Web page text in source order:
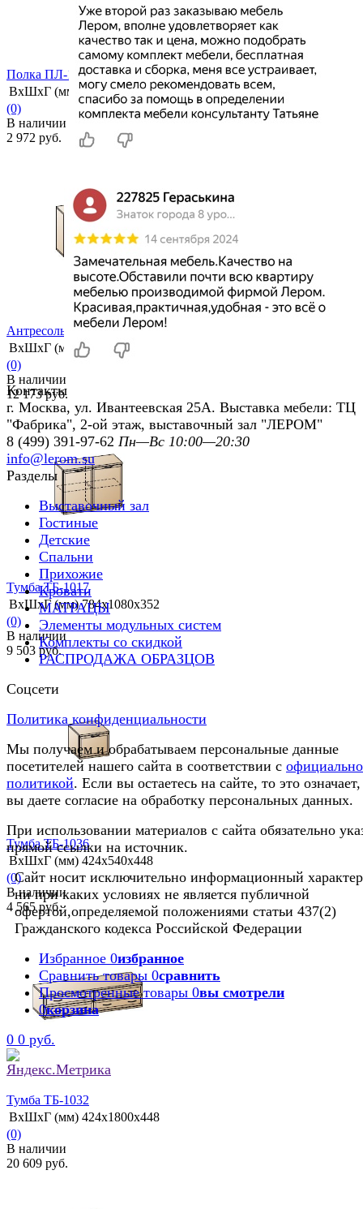
сравнить
Полка ПЛ-1002
ВхШхГ (мм)
270х1440х264
(0)
В наличии
2 972 руб.
избранное сравнить
Антресоль АН-1036
ВхШхГ (мм) 742х1080х352
(0)
В наличии
12 173 руб.
сравнить
Тумба ТБ-1017
ВхШхГ (мм) 784х1080х352
(0)
В наличии
9 503 руб.
избранное сравнить
Тумба ТБ-1036
ВхШхГ (мм) 424х540х448
(0)
В наличии
4 565 руб.
Тумба ТБ-1032
ВхШхГ (мм) 424х1800х448
(0)
В наличии
20 609 руб.
Контакты
г. Москва, ул. Ивантеевская 25А. Выставка мебели: ТЦ
"Фабрика", 2-ой этаж, выставочный зал "ЛЕРОМ"
8 (499) 391-97-62 Пн—Вс 10:00—20:30
info@lerom.su
Разделы
Выставочный зал
Гостиные
Детские
Спальни
Прихожие
Кровати
МАТРАЦЫ
Элементы модульных систем
Комплекты со скидкой
РАСПРОДАЖА ОБРАЗЦОВ
Соцсети
Политика конфиденциальности
Мы получаем и обрабатываем персональные данные
посетителей нашего сайта в соответствии с
политикой. Если вы остаетесь на сайте, то это
вы даете согласие на обработку персональных данных.
При использовании материалов с сайта обязательно
прямой ссылки на источник.
Сайт носит исключительно информационный
ни при каких условиях не является публичной
офертой,определяемой положениями статьи 437(2)
Гражданского кодекса Российской Федерации
Избранное 0избранное
Сравнить товары 0сравнить
Просмотренные товары 0вы смотрели
0корзина
0 0 руб.